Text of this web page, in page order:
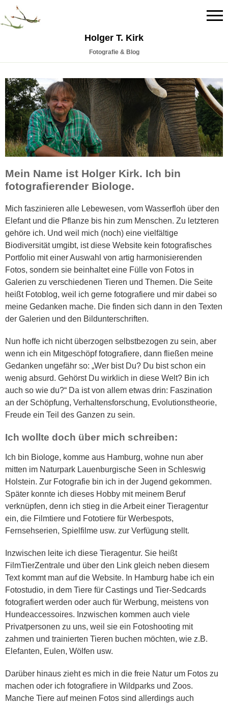
Holger T. Kirk
Fotografie & Blog
Mein Name ist Holger Kirk. Ich bin
fotografierender Biologe.
Mich faszinieren alle Lebewesen, vom Wasserfloh über den
Elefant und die Pflanze bis hin zum Menschen. Zu letzteren
gehöre ich. Und weil mich (noch) eine vielfältige
Biodiversität umgibt, ist diese Website kein fotografisches
Portfolio mit einer Auswahl von artig harmonisierenden
Fotos, sondern sie beinhaltet eine Fülle von Fotos in
Galerien zu verschiedenen Tieren und Themen. Die Seite
heißt Fotoblog, weil ich gerne fotografiere und mir dabei so
meine Gedanken mache. Die finden sich dann in den Texten
der Galerien und den Bildunterschriften.
Nun hoffe ich nicht überzogen selbstbezogen zu sein, aber
wenn ich ein Mitgeschöpf fotografiere, dann fließen meine
Gedanken ungefähr so: „Wer bist Du? Du bist schon ein
wenig absurd. Gehörst Du wirklich in diese Welt? Bin ich
auch so wie du?“ Da ist von allem etwas drin: Faszination
an der Schöpfung, Verhaltensforschung, Evolutionstheorie,
Freude ein Teil des Ganzen zu sein.
Ich wollte doch über mich schreiben:
Ich bin Biologe, komme aus Hamburg, wohne nun aber
mitten im Naturpark Lauenburgische Seen in Schleswig
Holstein. Zur Fotografie bin ich in der Jugend gekommen.
Später konnte ich dieses Hobby mit meinem Beruf
verknüpfen, denn ich stieg in die Arbeit einer Tieragentur
ein, die Filmtiere und Fototiere für Werbespots,
Fernsehserien, Spielfilme usw. zur Verfügung stellt.
Inzwischen leite ich diese Tieragentur. Sie heißt
FilmTierZentrale und über den Link gleich neben diesem
Text kommt man auf die Website. In Hamburg habe ich ein
Fotostudio, in dem Tiere für Castings und Tier-Sedcards
fotografiert werden oder auch für Werbung, meistens von
Hundeaccessoires. Inzwischen kommen auch viele
Privatpersonen zu uns, weil sie ein Fotoshooting mit
zahmen und trainierten Tieren buchen möchten, wie z.B.
Elefanten, Eulen, Wölfen usw.
Darüber hinaus zieht es mich in die freie Natur um Fotos zu
machen oder ich fotografiere in Wildparks und Zoos.
Manche Tiere auf meinen Fotos sind allerdings auch